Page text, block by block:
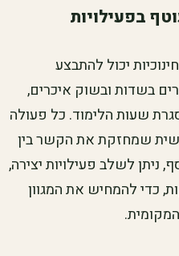
בפעילויות
יכול להתבצע
בשדות ובשוק איכרים,
שעות הלימוד. כל פעולה
שמחזקת את הקשר בין
ניתן לשלב פעילויות יצירה,
כדי להמחיש את המגוון